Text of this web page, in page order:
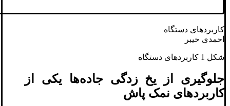
کاربردهای دستگاه
احمدی خیبر
شکل 1 کاربردهای دستگاه
جلوگیری از یخ‌ زدگی جاده‌ها یکی از
کاربردهای نمک پاش